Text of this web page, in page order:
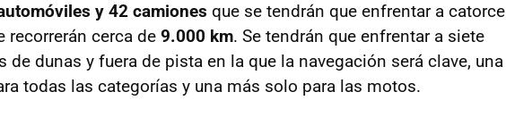
y 42 camiones que se tendrán que enfrentar a catorce
recorrerán cerca de 9.000 km. Se tendrán que enfrentar a siete
de dunas y fuera de pista en la que la navegación será clave, una
todas las categorías y una más solo para las motos.